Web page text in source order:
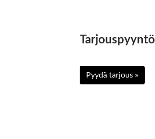
Tarjouspyyntö
Pyydä tarjous »